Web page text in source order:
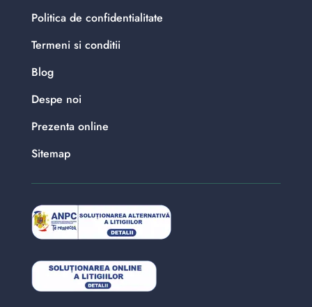
Politica de confidentialitate
Termeni si conditii
Blog
Despe noi
Prezenta online
Sitemap